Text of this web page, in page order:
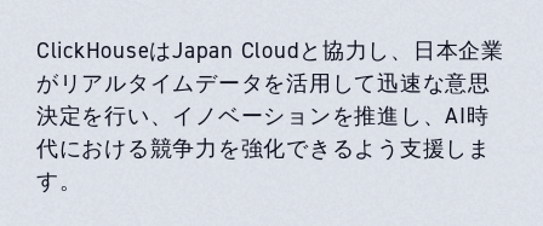
ClickHouseはJapan Cloudと協力し、日本企業
がリアルタイムデータを活用して迅速な意思
決定を行い、イノベーションを推進し、AI時
代における競争力を強化できるよう支援しま
す。